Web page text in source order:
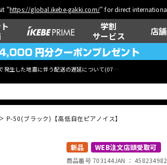
"https://global.ikebe-gakki.com/" for direct
学割
サービス
店
発生した地震に伴う配送の遅延について(07月29日
ウクレレ
P-50(ブラック)【高低自在ピアノイス】
新品 WEB注文店頭受取可
商品番号 703144JAN ：